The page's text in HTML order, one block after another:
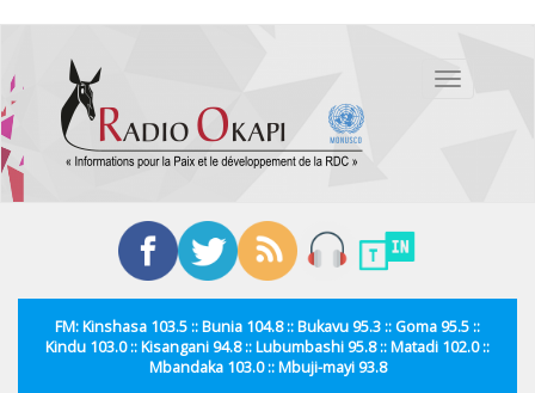
contenu
principal
Toggle
FM: Kinshasa 103.5 :: Bunia 104.8 :: Bukavu 95.3 :: Goma 95.5 ::
Kindu 103.0 :: Kisangani 94.8 :: Lubumbashi 95.8 :: Matadi 102.0 ::
Mbandaka 103.0 :: Mbuji-mayi 93.8